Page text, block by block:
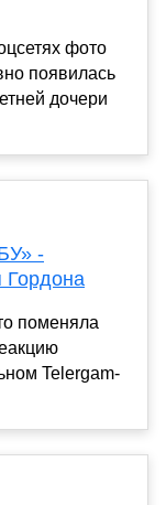
фото
появилась
дочери
-
Гордона
поменяла
Telergam-